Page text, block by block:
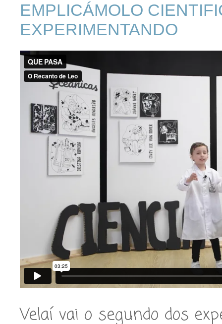
EMPLICÁMOLO
EXPERIMENTANDO
Velaí vai o segundo dos